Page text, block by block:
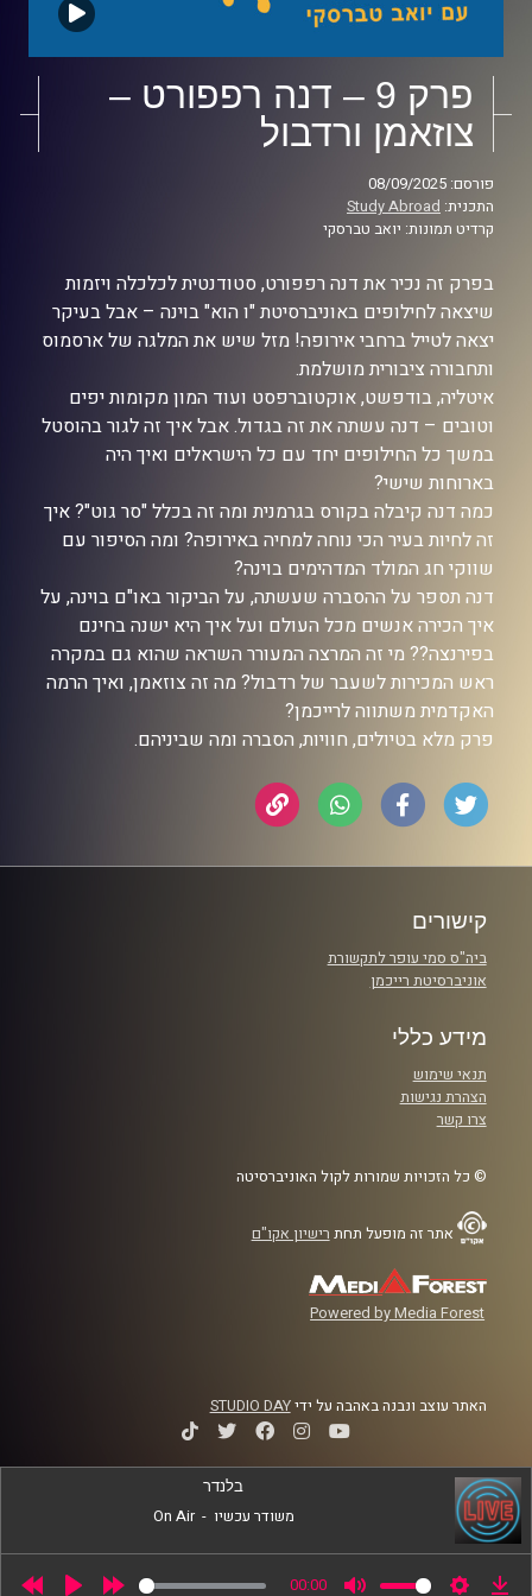
פרק 9 – דנה רפפורט –
צוזאמן ורדבול
פורסם: 08/09/2025
התכנית: Study Abroad
קרדיט תמונות: יואב טברסקי
בפרק זה נכיר את דנה רפפורט, סטודנטית לכלכלה ויזמות
שיצאה לחילופים באוניברסיטת "ו הוא" בוינה – אבל בעיקר
יצאה לטייל ברחבי אירופה! מזל שיש את המלגה של ארסמוס
ותחבורה ציבורית מושלמת.
איטליה, בודפשט, אוקטוברפסט ועוד המון מקומות יפים
וטובים – דנה עשתה את זה בגדול. אבל איך זה לגור בהוסטל
במשך כל החילופים יחד עם כל הישראלים ואיך היה
בארוחות שישי?
כמה דנה קיבלה בקורס בגרמנית ומה זה בכלל "סר גוט"? איך
זה לחיות בעיר הכי נוחה למחיה באירופה? ומה הסיפור עם
שווקי חג המולד המדהימים בוינה?
דנה תספר על ההסברה שעשתה, על הביקור באו"ם בוינה, על
איך הכירה אנשים מכל העולם ועל איך היא ישנה בחינם
בפירנצה?? מי זה המרצה המעורר השראה שהוא גם במקרה
ראש המכירות לשעבר של רדבול? מה זה צוזאמן, ואיך הרמה
האקדמית משתווה לרייכמן?
פרק מלא בטיולים, חוויות, הסברה ומה שביניהם.
קישורים
ביה"ס סמי עופר לתקשורת
אוניברסיטת רייכמן
מידע כללי
תנאי שימוש
הצהרת נגישות
צרו קשר
© כל הזכויות שמורות לקול האוניברסיטה
אתר זה מופעל תחת רישיון אקו"ם
Powered by Media Forest
האתר עוצב ונבנה באהבה על ידיSTUDIO DAY
00:00
בלנדר
משודר עכשיו -
On Air